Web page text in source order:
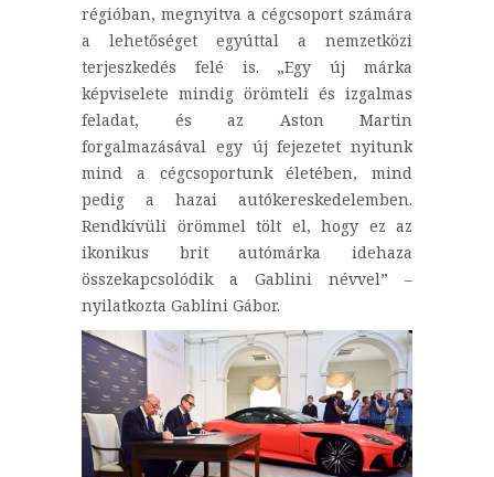
régióban, megnyitva a cégcsoport számára
a lehetőséget egyúttal a nemzetközi
terjeszkedés felé is. „Egy új márka
képviselete mindig örömteli és izgalmas
feladat, és az Aston Martin
forgalmazásával egy új fejezetet nyitunk
mind a cégcsoportunk életében, mind
pedig a hazai autókereskedelemben.
Rendkívüli örömmel tölt el, hogy ez az
ikonikus brit autómárka idehaza
összekapcsolódik a Gablini névvel” –
nyilatkozta Gablini Gábor.